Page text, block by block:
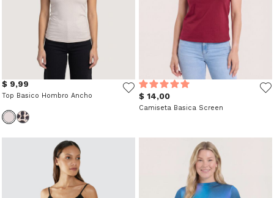
$ 9,99
Top Basico Hombro Ancho $ 14,00
Camiseta Basica Screen